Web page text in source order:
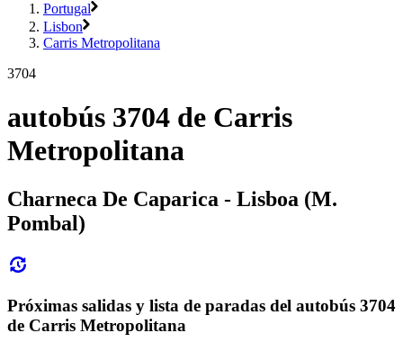
Portugal
Lisbon
Carris Metropolitana
3704
autobús 3704 de Carris
Metropolitana
Charneca De Caparica - Lisboa (M.
Pombal)
Próximas salidas y lista de paradas del autobús 3704
de Carris Metropolitana